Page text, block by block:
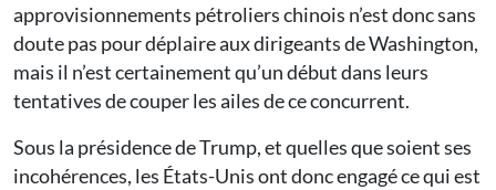
approvisionnements pétroliers chinois n’est donc sans
doute pas pour déplaire aux dirigeants de Wa­shing­ton,
mais il n’est certainement qu’un début dans leurs
tentatives de couper les ailes de ce concurrent.
Sous la présidence de Trump, et quelles que soient ses
incohérences, les États-Unis ont donc engagé ce qui est